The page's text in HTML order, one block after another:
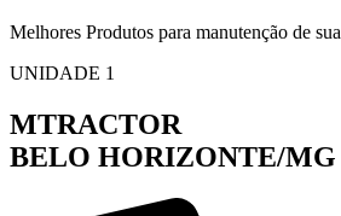
Melhores Produtos para manutenção de
UNIDADE 1
MTRACTOR
BELO HORIZONTE/MG